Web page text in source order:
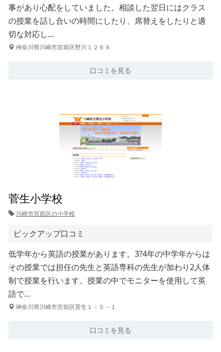
事があり心配をしていました。相談した翌日にはクラス
の授業を話し合いの時間にしたり、席替えをしたりと適
切な対応し…
神奈川県川崎市宮前区野川１２６９
口コミを見る
菅生小学校
川崎市宮前区の小学校
ピックアップ口コミ
低学年から英語の授業があります。3?4年の中学年からは
その授業では担任の先生と英語専科の先生が加わり2人体
制で授業を行います。授業の中でモニターを使用して英
語で…
神奈川県川崎市宮前区菅生１－５－１
口コミを見る